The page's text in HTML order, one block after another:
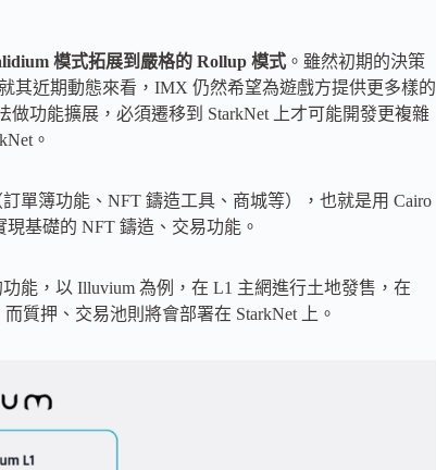
模式拓展到嚴格的 Rollup 模式 。雖然初期的決策
其近期動態來看，IMX 仍然希望為遊戲方提供更多樣的
功能擴展，必須遷移到 StarkNet 上才可能開發更複雜
。
單簿功能、NFT 鑄造工具、商城等），也就是用 Cairo
基礎的 NFT 鑄造、交易功能。
能，以 Illuvium 為例，在 L1 主網進行土地發售，在
質押、交易池則將會部署在 StarkNet 上。